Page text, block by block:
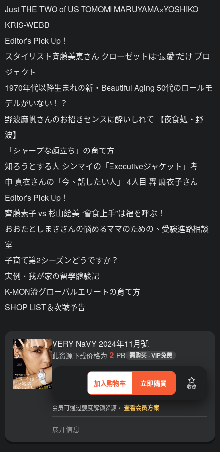
Just THE TWO of US TOMOMI MARUYAMA×YOSHIKO
KRIS-WEBB
Editor’s Pick Up！
スタイリスト斉藤美恵さん クローゼットは“最愛”だけ プロ
ジェクト
1970年代以降生まれの新・Beautiful Aging 50代のロールモ
デルがいない！？
野波麻帆さんのお招きセンスに酔いしれて 【夜食処・野
波】
「シャープな顔立ち」の育て方
知ろうとする人 シンマイの「Executiveジャケット」考
申 真衣さんの「今、話したい人」 4人目 轟 麻衣子さん
Editor’s Pick Up！
齊藤素子 vs 杉山絵美 “會食上手”は福を呼ぶ！
おおたとしまささんの悩めるママのための、受験進路相談
室
子育て第2シーズンどうですか？
実例・我が家の留學體験記
K-MON流グローバルエリートの育て方
SHOP LIST＆次號予告
VERY NaVY 2024年11月號
加入购物车 立即購買 收藏
此资源下载价格为 2 PB 需购买 · VIP免费
会员可通过额度解锁资源， 查看会员方案
展开信息